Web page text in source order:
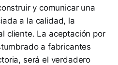
y comunicar una
a la calidad, la
cliente. La aceptación por
a fabricantes
será el verdadero